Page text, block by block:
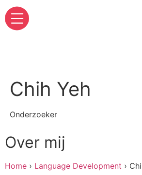
Chih Yeh
Onderzoeker
Over mij
Home › Language Development ›